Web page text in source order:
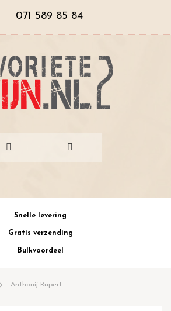
071 589 85 84
Snelle levering
Gratis verzending
Bulkvoordeel
Anthonij Rupert